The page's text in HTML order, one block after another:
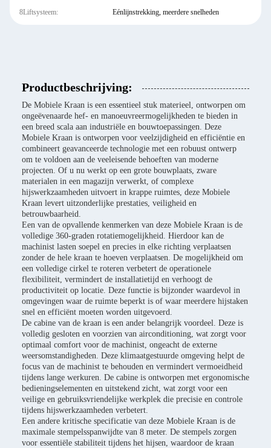
8Liftsysteem: Eénlijnstrekking, meerdere snelheden
Productbeschrijving:
De Mobiele Kraan is een essentieel stuk materieel, ontworpen om
ongeëvenaarde hef- en manoeuvreermogelijkheden te bieden in
een breed scala aan industriële en bouwtoepassingen. Deze
Mobiele Kraan is ontworpen voor veelzijdigheid en efficiëntie en
combineert geavanceerde technologie met een robuust ontwerp
om te voldoen aan de veeleisende behoeften van moderne
projecten. Of u nu werkt op een grote bouwplaats, zware
materialen in een magazijn verwerkt, of complexe
hijswerkzaamheden uitvoert in krappe ruimtes, deze Mobiele
Kraan levert uitzonderlijke prestaties, veiligheid en
betrouwbaarheid.
Een van de opvallende kenmerken van deze Mobiele Kraan is de
volledige 360-graden rotatiemogelijkheid. Hierdoor kan de
machinist lasten soepel en precies in elke richting verplaatsen
zonder de hele kraan te hoeven verplaatsen. De mogelijkheid om
een volledige cirkel te roteren verbetert de operationele
flexibiliteit, vermindert de installatietijd en verhoogt de
productiviteit op locatie. Deze functie is bijzonder waardevol in
omgevingen waar de ruimte beperkt is of waar meerdere hijstaken
snel en efficiënt moeten worden uitgevoerd.
De cabine van de kraan is een ander belangrijk voordeel. Deze is
volledig gesloten en voorzien van airconditioning, wat zorgt voor
optimaal comfort voor de machinist, ongeacht de externe
weersomstandigheden. Deze klimaatgestuurde omgeving helpt de
focus van de machinist te behouden en vermindert vermoeidheid
tijdens lange werkuren. De cabine is ontworpen met ergonomische
bedieningselementen en uitstekend zicht, wat zorgt voor een
veilige en gebruiksvriendelijke werkplek die precisie en controle
tijdens hijswerkzaamheden verbetert.
Een andere kritische specificatie van deze Mobiele Kraan is de
maximale stempelsspanwijdte van 8 meter. De stempels zorgen
voor essentiële stabiliteit tijdens het hijsen, waardoor de kraan